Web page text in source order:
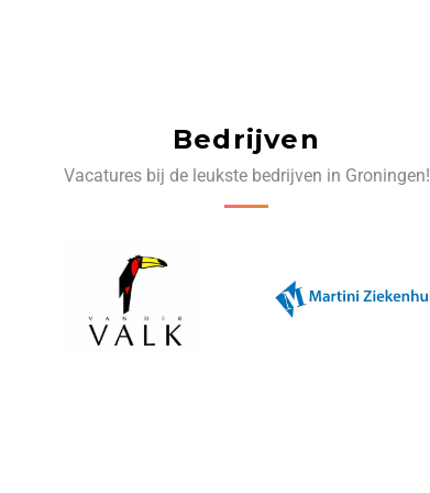
Bedrijven
Vacatures bij de leukste bedrijven in Groningen!